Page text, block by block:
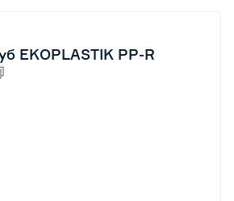
EKOPLASTIK PP-R